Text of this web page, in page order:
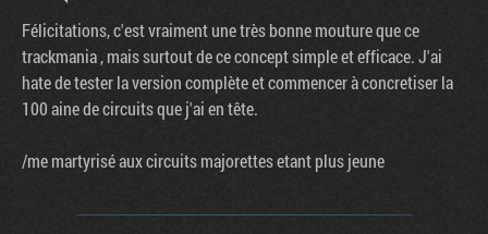
Félicitations, c'est vraiment une très bonne mouture que ce
trackmania , mais surtout de ce concept simple et efficace. J'ai
hate de tester la version complète et commencer à concretiser la
100 aine de circuits que j'ai en tête.
/me martyrisé aux circuits majorettes etant plus jeune